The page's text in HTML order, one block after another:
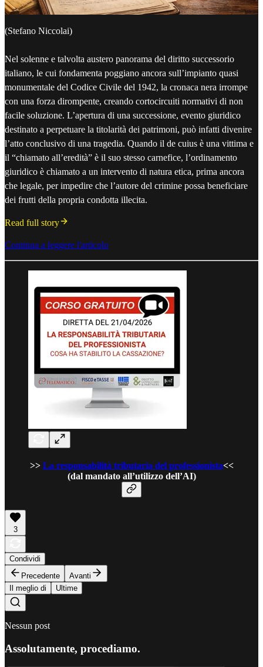
(Stefano Niccolai)
Nel solenne e talvolta austero panorama del diritto successorio
italiano, le cui fondamenta poggiano ancora sull’impianto quasi
monumentale del Codice Civile del 1942, la cronaca nera irrompe
con una forza dirompente, creando cortocircuiti normativi di non
facile soluzione. L’apertura di una successione, evento giuridico
destinato a perpetuare la titolarità dei patrimoni, può infatti divenire
l’atto conclusivo di una tragedia. Quando il de cuius è una vittima e
il “chiamato all’eredità” è il suo stesso carnefice, l’ordinamento
giuridico è chiamato a un intervento di natura etica, prima ancora
che legale, per impedire che l’autore del crimine possa beneficiare
dei frutti della propria condotta illecita.
Read full story
Continua a leggere l'articolo
>> La responsabilità tributaria del professionista<<
(dal mandato all’utilizzo dell’AI)
3
Condividi
Precedente
Avanti
Il meglio di
Ultime
Nessun post
Assolutamente, procediamo.